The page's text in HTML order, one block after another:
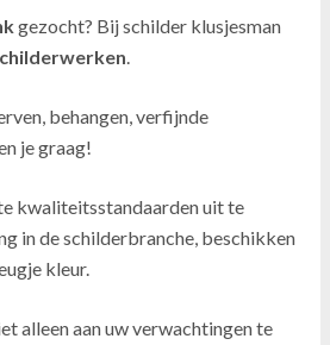
gezocht? Bij schilder klusjesman
behangen, verfijnde
je graag!
kwaliteitsstandaarden uit te
in de schilderbranche, beschikken
kleur.
alleen aan uw verwachtingen te